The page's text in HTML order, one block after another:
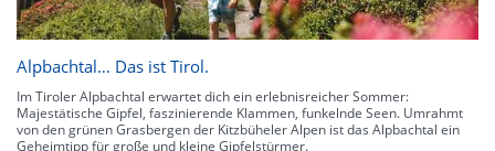
Alpbachtal… Das ist Tirol.
Im Tiroler Alpbachtal erwartet dich ein erlebnisreicher Sommer:
Majestätische Gipfel, faszinierende Klammen, funkelnde Seen. Umrahmt
von den grünen Grasbergen der Kitzbüheler Alpen ist das Alpbachtal ein
Geheimtipp für große und kleine Gipfelstürmer.